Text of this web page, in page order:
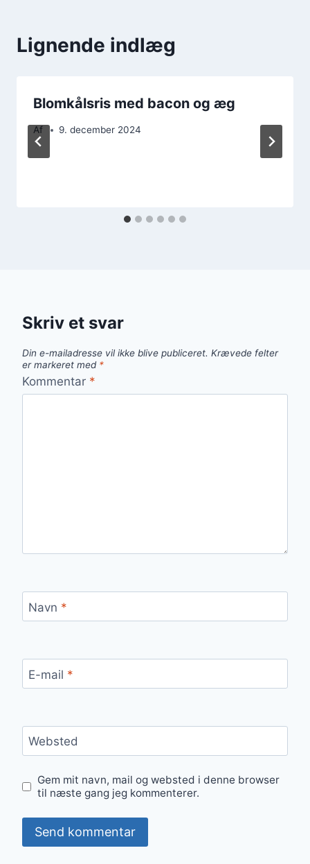
Lignende indlæg
Blomkålsris med bacon og æg
Af 9. december 2024
Skriv et svar
Din e-mailadresse vil ikke blive publiceret. Krævede felter
er markeret med *
Kommentar *
Navn *
E-mail *
Websted
Gem mit navn, mail og websted i denne browser
til næste gang jeg kommenterer.